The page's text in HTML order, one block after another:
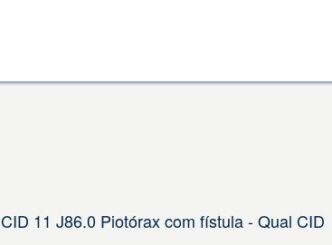
CID 11 J86.0 Piotórax com fístula - Qual CID